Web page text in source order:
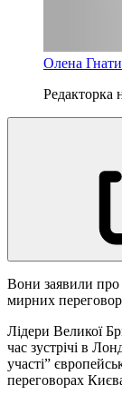
Олена
Редакторка
Вони заявили про
мирних
Лідери Великої
час зустрічі в
участі”
переговорах